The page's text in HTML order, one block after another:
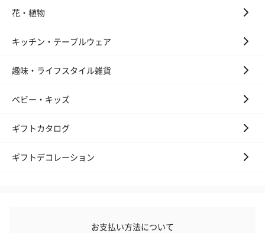
ンセンススティック
（GRAPE
花・植物
キッチン・テーブルウェア
趣味・ライフスタイル雑貨
ベビー・キッズ
ギフトカタログ
ギフトデコレーション
お支払い方法について